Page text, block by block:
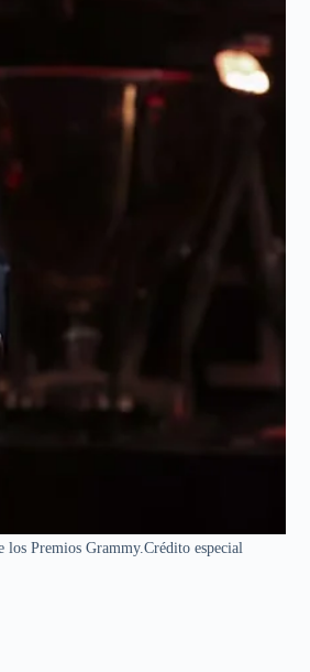
los Premios Grammy.Crédito especial